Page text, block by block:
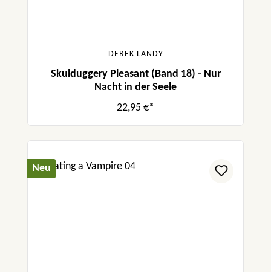
DEREK LANDY
Skulduggery Pleasant (Band 18) - Nur
Nacht in der Seele
22,95 €*
Neu